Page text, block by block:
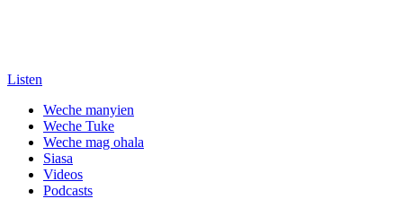
Listen
Weche manyien
Weche Tuke
Weche mag ohala
Siasa
Videos
Podcasts